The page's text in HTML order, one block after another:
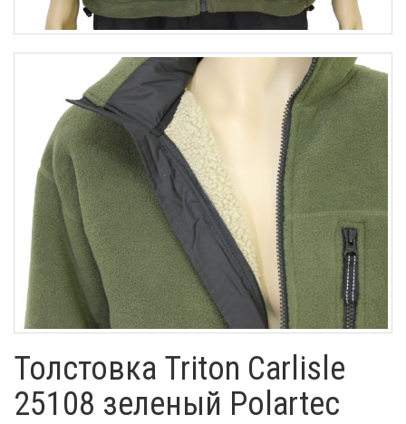
Толстовка Triton Carlisle
25108 зеленый Polartec